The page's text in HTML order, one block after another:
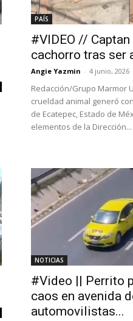
PAÍS
#VIDEO //
cachorro tras ser
Angie Yazmin - 4 junio, 2026
Redacción/Grupo Marmor
crueldad animal generó
de Ecatepec, Estado de
elementos de la Dirección...
NOTICIAS
#Video || Perrito
caos en avenida
automovilistas...